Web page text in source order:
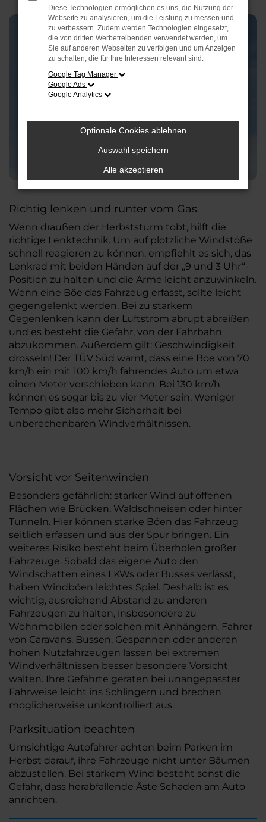
Richtig lenken und runter vom Gas
Wenn draußen der Herbststurm tobt, hilft die
richtige Lenktechnik. Um auf plötzliche Windstöße
schnell reagieren zu können, empfiehlt es sich, das
Lenkrad mit beiden Händen auf der „9 und 3 Uhr“-
Position zu halten und die Arme leicht anzuwinkeln.
Wenn eine Böe das Fahrzeug erfasst, sollte leicht
gegengelenkt werden. Bei zu starkem
Gegenlenken kann der Luftstrom abrupt abreißen
und es besteht die Gefahr, von der Fahrbahn
abzukommen. Außerdem gilt: Geschwindigkeit
drosseln! Der TÜV Süd warnt, dass eine Böe von 70
km/h ein mit 100 km/h fahrendes Auto um etwa
einen Meter verschieben kann. Bei 130 km/h
können es sogar bis zu vier Meter sein. Weniger
Tempo gibt also mehr Sicherheit bei
unberechenbaren Windverhältnissen.
Vorsicht vor Seitenwinden
Besonders gefährlich: starker Wind auf offenen
Flächen wie Brücken, Waldschneisen oder hinter
Tunneln. Hier können starke Böen das Fahrzeug
seitlich erfassen und aus der Spur bringen. Ein
weiteres Risiko besteht beim Überholen großer
Fahrzeuge. Sobald das eigene Auto den
Windschatten eines LKWs oder Busses verlässt,
haben Windböen leichtes Spiel. Deshalb ist es
wichtig, ausreichend Abstand zu anderen
Fahrzeugen zu halten, insbesondere zu
Wohnmobilen oder solchen mit Anhängern. Fahrer
von Caravans, Bussen, Gespannen oder anderen
hohen Nutzfahrzeugen lassen bei extremen
Windverhältnissen besser besondere Vorsicht
walten. Ihre Gefährte geraten bei unangepasster
Fahrweise leicht ins Schlingern und brechen
möglicherweise unkontrolliert aus.
Parksituation beachten
Umsichtige Autofahrer achten beim Parken im
Herbst darauf, ihre Fahrzeuge nicht unter Bäumen
abzustellen. Bei starkem Wind besteht sonst die
Gefahr, dass herabfallende Äste Schaden am Auto
anrichten.
Diese Technologien ermöglichen es uns, die Nutzung der
Webseite zu analysieren, um die Leistung zu messen und
zu verbessern. Zudem werden Technologien eingesetzt,
die von dritten Werbetreibenden verwendet werden, um
Sie auf anderen Webseiten zu verfolgen und um Anzeigen
zu schalten, die für Ihre Interessen relevant sind.
Google Tag Manager
Google Ads
Google Analytics
Optionale Cookies ablehnen
Auswahl speichern
Alle akzeptieren